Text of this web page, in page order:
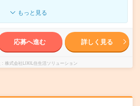
もっと見る
応募へ進む 詳しく見る
株式会社LIXIL住生活ソリューション